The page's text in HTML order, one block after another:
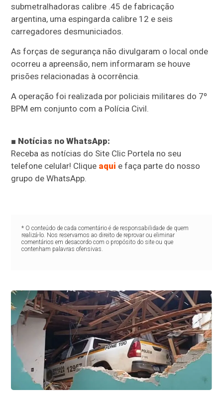
submetralhadoras calibre .45 de fabricação
argentina, uma espingarda calibre 12 e seis
carregadores desmuniciados.
As forças de segurança não divulgaram o local onde
ocorreu a apreensão, nem informaram se houve
prisões relacionadas à ocorrência.
A operação foi realizada por policiais militares do 7º
BPM em conjunto com a Polícia Civil.
■ Notícias no WhatsApp:
Receba as notícias do Site Clic Portela no seu
telefone celular! Clique aqui e faça parte do nosso
grupo de WhatsApp.
* O conteúdo de cada comentário é de responsabilidade de quem
realizá-lo. Nos reservamos ao direito de reprovar ou eliminar
comentários em desacordo com o propósito do site ou que
contenham palavras ofensivas.